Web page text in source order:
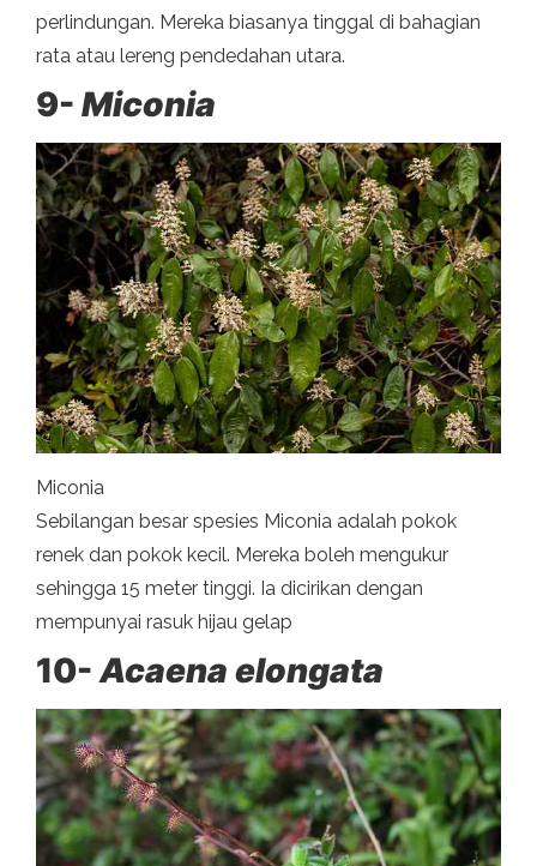
perlindungan. Mereka biasanya tinggal di bahagian
rata atau lereng pendedahan utara.
9- Miconia
Miconia
Sebilangan besar spesies Miconia adalah pokok
renek dan pokok kecil. Mereka boleh mengukur
sehingga 15 meter tinggi. Ia dicirikan dengan
mempunyai rasuk hijau gelap
10-Acaena elongata